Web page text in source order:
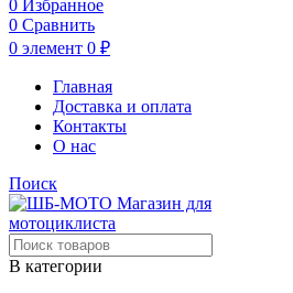
0 Избранное
0 Сравнить
0 элемент 0 ₽
Главная
Доставка и оплата
Контакты
О нас
Поиск
В категории